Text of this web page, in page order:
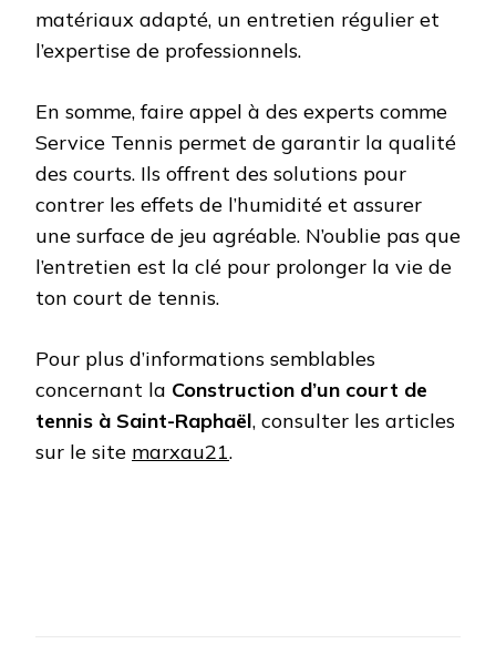
matériaux adapté, un entretien régulier et
l’expertise de professionnels.
En somme, faire appel à des experts comme
Service Tennis permet de garantir la qualité
des courts. Ils offrent des solutions pour
contrer les effets de l’humidité et assurer
une surface de jeu agréable. N’oublie pas que
l’entretien est la clé pour prolonger la vie de
ton court de tennis.
Pour plus d’informations semblables
concernant la Construction d’un court de
tennis à Saint-Raphaël, consulter les articles
sur le site marxau21.